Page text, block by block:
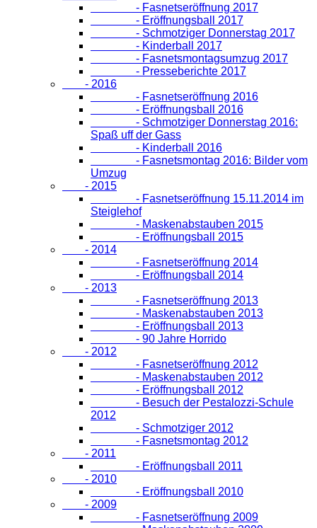
- Fasnetseröffnung 2017
- Eröffnungsball 2017
- Schmotziger Donnerstag 2017
- Kinderball 2017
- Fasnetsmontagsumzug 2017
- Presseberichte 2017
- 2016
- Fasnetseröffnung 2016
- Eröffnungsball 2016
- Schmotziger Donnerstag 2016:
Spaß uff der Gass
- Kinderball 2016
- Fasnetsmontag 2016: Bilder vom
Umzug
- 2015
- Fasnetseröffnung 15.11.2014 im
Steiglehof
- Maskenabstauben 2015
- Eröffnungsball 2015
- 2014
- Fasnetseröffnung 2014
- Eröffnungsball 2014
- 2013
- Fasnetseröffnung 2013
- Maskenabstauben 2013
- Eröffnungsball 2013
- 90 Jahre Horrido
- 2012
- Fasnetseröffnung 2012
- Maskenabstauben 2012
- Eröffnungsball 2012
- Besuch der Pestalozzi-Schule
2012
- Schmotziger 2012
- Fasnetsmontag 2012
- 2011
- Eröffnungsball 2011
- 2010
- Eröffnungsball 2010
- 2009
- Fasnetseröffnung 2009